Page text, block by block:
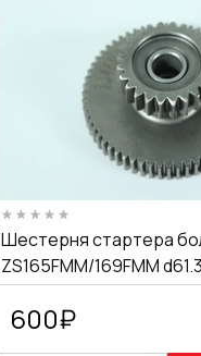
Шестерня стартера
ZS165FMM/169FMM
600₽